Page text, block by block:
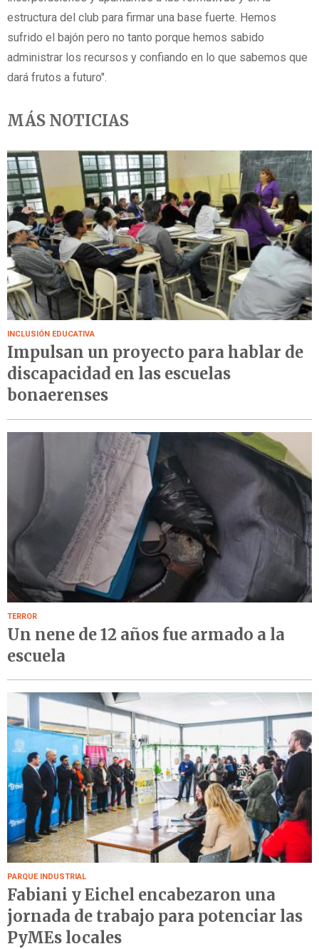
estructura del club para firmar una base fuerte. Hemos
sufrido el bajón pero no tanto porque hemos sabido
administrar los recursos y confiando en lo que sabemos que
dará frutos a futuro".
MÁS NOTICIAS
INCLUSIÓN EDUCATIVA
Impulsan un proyecto para hablar de
discapacidad en las escuelas
bonaerenses
TERROR
Un nene de 12 años fue armado a la
escuela
PARQUE INDUSTRIAL
Fabiani y Eichel encabezaron una
jornada de trabajo para potenciar las
PyMEs locales